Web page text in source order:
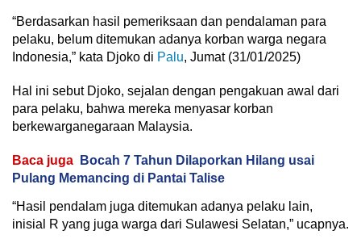
“Berdasarkan hasil pemeriksaan dan pendalaman para
pelaku, belum ditemukan adanya korban warga negara
Indonesia,” kata Djoko di Palu, Jumat (31/01/2025)
Hal ini sebut Djoko, sejalan dengan pengakuan awal dari
para pelaku, bahwa mereka menyasar korban
berkewarganegaraan Malaysia.
Baca juga
Bocah 7 Tahun Dilaporkan Hilang usai
Pulang Memancing di Pantai Talise
“Hasil pendalam juga ditemukan adanya pelaku lain,
inisial R yang juga warga dari Sulawesi Selatan,” ucapnya.